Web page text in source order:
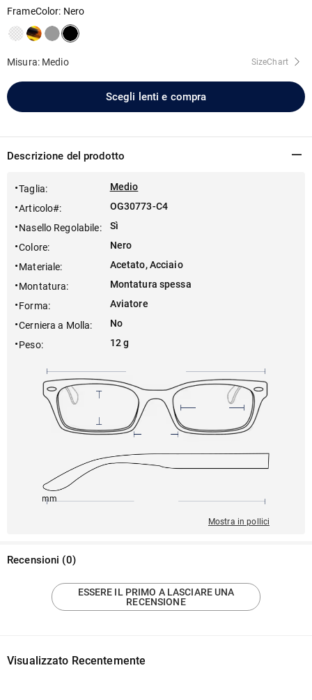
FrameColor: Nero
Misura: Medio SizeChart
Scegli lenti e compra
Descrizione del prodotto
Taglia:
Medio
Articolo#:
OG30773-C4
Nasello Regolabile:
Sì
Colore:
Nero
Materiale:
Acetato, Acciaio
Montatura:
Montatura spessa
Forma:
Aviatore
Cerniera a Molla:
No
Peso: 12 g
145mm
Mostra in pollici
Recensioni (0)
ESSERE IL PRIMO A LASCIARE UNA
RECENSIONE
Visualizzato Recentemente